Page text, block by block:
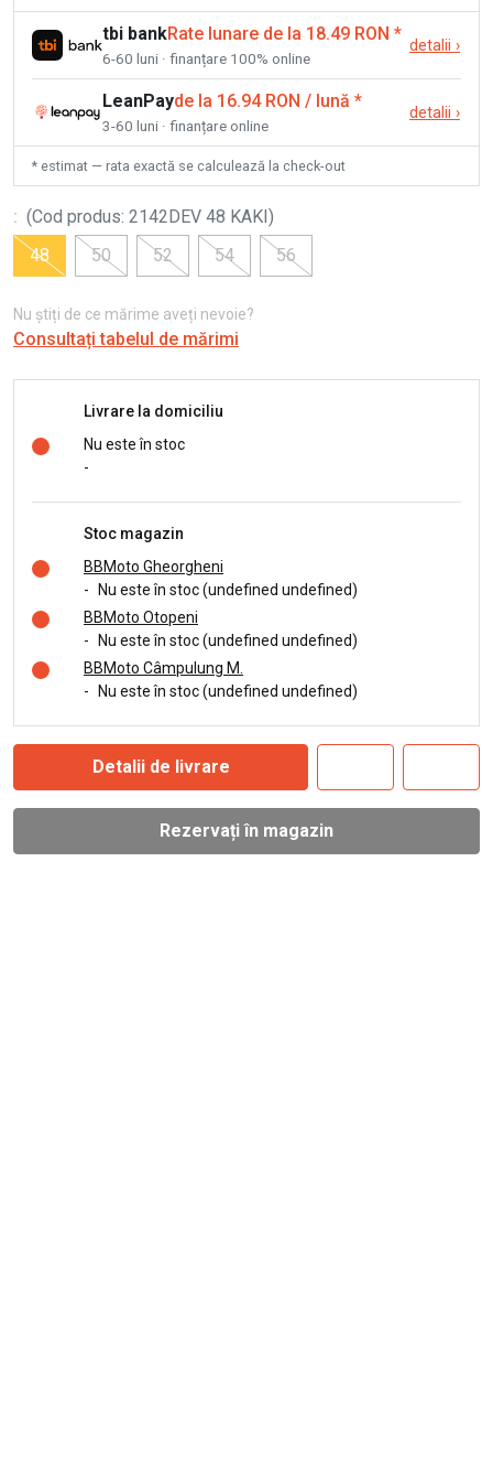
tbi bankRate lunare de la 18.49 RON *
6-60 luni · finanțare 100% online
detalii ›
LeanPayde la 16.94 RON / lună *
3-60 luni · finanțare online
detalii ›
* estimat — rata exactă se calculează la check-out
: (Cod produs: 2142DEV 48 KAKI)
48
50 52 54 56
Nu știți de ce mărime aveți nevoie?
Consultați tabelul de mărimi
Livrare la domiciliu
Nu este în stoc
-
Stoc magazin
BBMoto Gheorgheni
-
Nu este în stoc (undefined undefined)
BBMoto Otopeni
-
Nu este în stoc (undefined undefined)
BBMoto Câmpulung M.
-
Nu este în stoc (undefined undefined)
Detalii de livrare
Rezervați în magazin